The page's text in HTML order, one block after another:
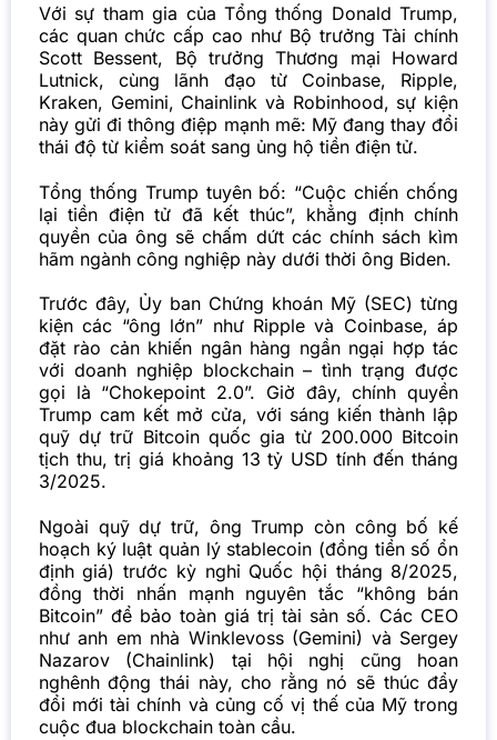
Với sự tham gia của Tổng thống Donald Trump,
các quan chức cấp cao như Bộ trưởng Tài chính
Scott Bessent, Bộ trưởng Thương mại Howard
Lutnick, cùng lãnh đạo từ Coinbase, Ripple,
Kraken, Gemini, Chainlink và Robinhood, sự kiện
này gửi đi thông điệp mạnh mẽ: Mỹ đang thay đổi
thái độ từ kiểm soát sang ủng hộ tiền điện tử.
Tổng thống Trump tuyên bố: “Cuộc chiến chống
lại tiền điện tử đã kết thúc”, khẳng định chính
quyền của ông sẽ chấm dứt các chính sách kìm
hãm ngành công nghiệp này dưới thời ông Biden.
Trước đây, Ủy ban Chứng khoán Mỹ (SEC) từng
kiện các “ông lớn” như Ripple và Coinbase, áp
đặt rào cản khiến ngân hàng ngần ngại hợp tác
với doanh nghiệp blockchain – tình trạng được
gọi là “Chokepoint 2.0”. Giờ đây, chính quyền
Trump cam kết mở cửa, với sáng kiến thành lập
quỹ dự trữ Bitcoin quốc gia từ 200.000 Bitcoin
tịch thu, trị giá khoảng 13 tỷ USD tính đến tháng
3/2025.
Ngoài quỹ dự trữ, ôngTrump còn công bố kế
hoạch ký luật quản lý stablecoin (đồng tiền số ổn
định giá) trước kỳ nghỉ Quốc hội tháng 8/2025,
đồng thời nhấn mạnh nguyên tắc “không bán
Bitcoin” để bảo toàn giá trị tài sản số. Các CEO
như anh em nhà Winklevoss (Gemini) và Sergey
Nazarov (Chainlink) tại hội nghị cũng hoan
nghênh động thái này, cho rằng nó sẽ thúc đẩy
đổi mới tài chính và củng cố vị thế của Mỹ trong
cuộc đua blockchain toàn cầu.